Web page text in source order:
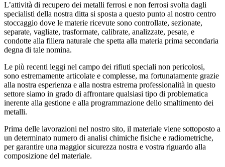
L’attività di recupero dei metalli ferrosi e non ferrosi svolta dagli
specialisti della nostra ditta si sposta a questo punto al nostro centro
stoccaggio dove le materie ricevute sono controllate, sezionate,
separate, vagliate, trasformate, calibrate, analizzate, pesate, e
condotte alla filiera naturale che spetta alla materia prima secondaria
degna di tale nomina.
Le più recenti leggi nel campo dei rifiuti speciali non pericolosi,
sono estremamente articolate e complesse, ma fortunatamente grazie
alla nostra esperienza e alla nostra estrema professionalità in questo
settore siamo in grado di affrontare qualsiasi tipo di problematica
inerente alla gestione e alla programmazione dello smaltimento dei
metalli.
Prima delle lavorazioni nel nostro sito, il materiale viene sottoposto a
un determinato numero di analisi chimiche fisiche e radiometriche,
per garantire una maggior sicurezza nostra e vostra riguardo alla
composizione del materiale.